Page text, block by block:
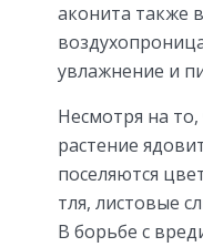
аконита также
увлажнение и
Несмотря на
растение
поселяются
тля, листовые
В борьбе с